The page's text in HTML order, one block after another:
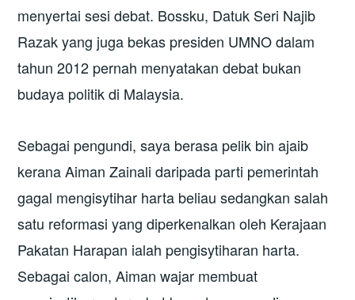
menyertai sesi debat. Bossku, Datuk Seri Najib
Razak yang juga bekas presiden UMNO dalam
tahun 2012 pernah menyatakan debat bukan
budaya politik di Malaysia.
Sebagai pengundi, saya berasa pelik bin ajaib
kerana Aiman Zainali daripada parti pemerintah
gagal mengisytihar harta beliau sedangkan salah
satu reformasi yang diperkenalkan oleh Kerajaan
Pakatan Harapan ialah pengisytiharan harta.
Sebagai calon, Aiman wajar membuat